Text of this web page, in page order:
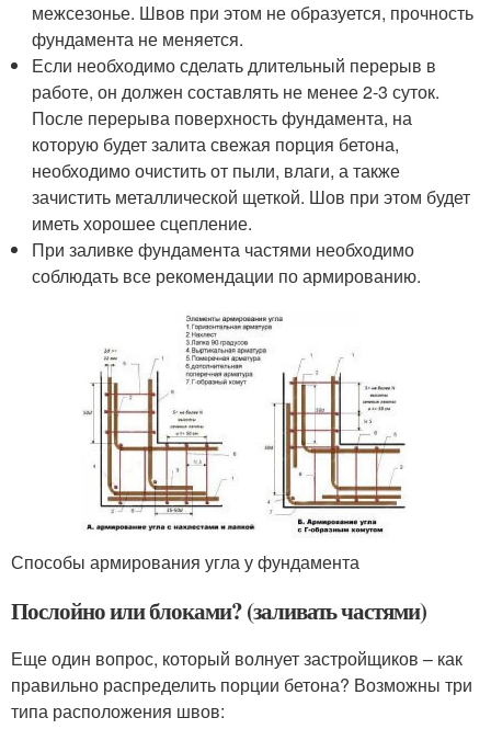
межсезонье. Швов при этом не образуется, прочность
фундамента не меняется.
Если необходимо сделать длительный перерыв в
работе, он должен составлять не менее 2-3 суток.
После перерыва поверхность фундамента, на
которую будет залита свежая порция бетона,
необходимо очистить от пыли, влаги, а также
зачистить металлической щеткой. Шов при этом будет
иметь хорошее сцепление.
При заливке фундамента частями необходимо
соблюдать все рекомендации по армированию.
Способы армирования угла у фундамента
Послойно или блоками? (заливать частями)
Еще один вопрос, который волнует застройщиков – как
правильно распределить порции бетона? Возможны три
типа расположения швов: